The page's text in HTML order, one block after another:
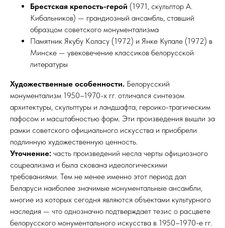
Брестская крепость-герой (1971, скульптор А.
Кибальников) — грандиозный ансамбль, ставший
образцом советского монументализма
Памятник Якубу Коласу (1972) и Янке Купале (1972) в
Минске — увековечение классиков белорусской
литературы
Художественные особенности. Белорусский
монументализм 1950–1970-х гг. отличался синтезом
архитектуры, скульптуры и ландшафта, героико-трагическим
пафосом и масштабностью форм. Эти произведения вышли за
рамки советского официального искусства и приобрели
подлинную художественную ценность.
Уточнение: часть произведений несла черты официозного
соцреализма и была скована идеологическими
требованиями. Тем не менее именно этот период дал
Беларуси наиболее значимые монументальные ансамбли,
многие из которых сегодня являются объектами культурного
наследия — что однозначно подтверждает тезис о расцвете
белорусского монументального искусства в 1950–1970-е гг.